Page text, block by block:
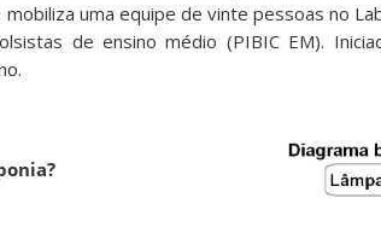
mobiliza uma equipe de vinte pessoas no
de ensino médio (PIBIC EM).